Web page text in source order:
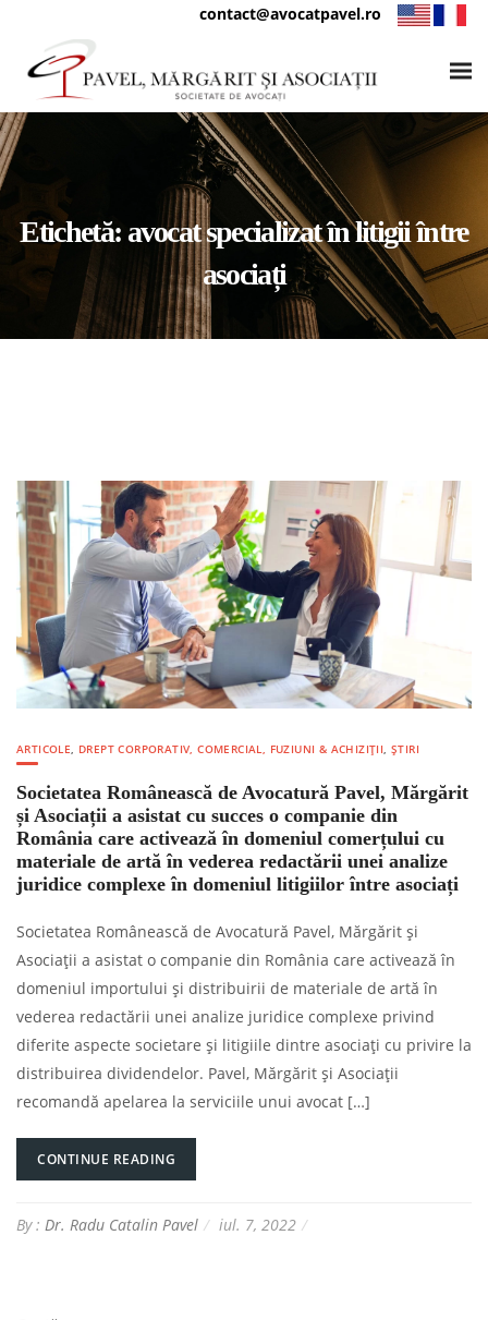
contact@avocatpavel.ro
Etichetă: avocat specializat în litigii între
asociați
ARTICOLE, DREPT CORPORATIV, COMERCIAL, FUZIUNI & ACHIZIȚII,ȘTIRI
Societatea Românească de Avocatură Pavel, Mărgărit
și Asociații a asistat cu succes o companie din
România care activează în domeniul comerțului cu
materiale de artă în vederea redactării unei analize
juridice complexe în domeniul litigiilor între asociați
Societatea Românească de Avocatură Pavel, Mărgărit și
Asociații a asistat o companie din România care activează în
domeniul importului și distribuirii de materiale de artă în
vederea redactării unei analize juridice complexe privind
diferite aspecte societare și litigiile dintre asociați cu privire la
distribuirea dividendelor. Pavel, Mărgărit și Asociații
recomandă apelarea la serviciile unui avocat […]
CONTINUE READING
By : Dr. Radu Catalin Pavel iul. 7, 2022